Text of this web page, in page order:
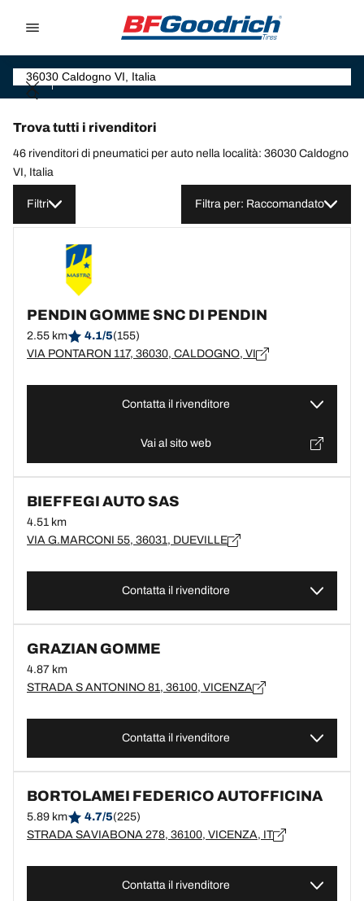
Trova tutti i rivenditori
46 rivenditori di pneumatici per auto nella località: 36030 Caldogno
VI, Italia
Filtri Filtra per: Raccomandato
PENDIN GOMME SNC DI PENDIN
2.55 km 4.1/5(155)
VIA PONTARON 117, 36030, CALDOGNO, VI
Contatta il rivenditore
Vai al sito web
BIEFFEGI AUTO SAS
4.51 km
VIA G.MARCONI 55, 36031, DUEVILLE
Contatta il rivenditore
GRAZIAN GOMME
4.87 km
STRADA S ANTONINO 81, 36100, VICENZA
Contatta il rivenditore
BORTOLAMEI FEDERICO AUTOFFICINA
5.89 km 4.7/5(225)
STRADA SAVIABONA 278, 36100, VICENZA, IT
Contatta il rivenditore